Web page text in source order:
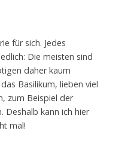
für sich. Jedes
Die meisten sind
daher kaum
Basilikum, lieben viel
zum Beispiel der
Deshalb kann ich hier
mal!